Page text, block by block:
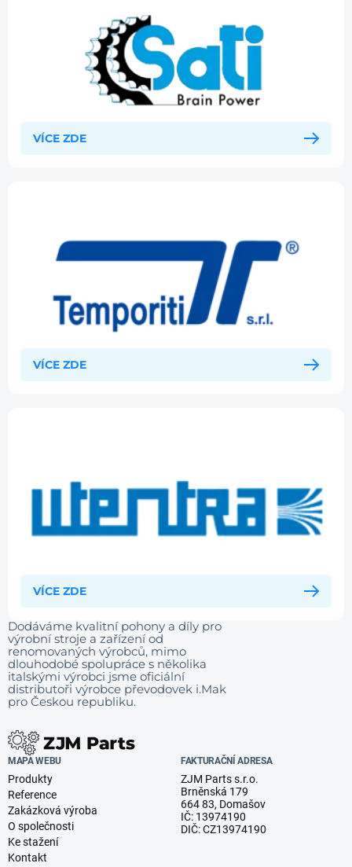
VÍCE ZDE
VÍCE ZDE
VÍCE ZDE
Dodáváme kvalitní pohony a díly pro
výrobní stroje a zařízení od
renomovaných výrobců, mimo
dlouhodobé spolupráce s několika
italskými výrobci jsme oficiální
distributoři výrobce převodovek i.Mak
pro Českou republiku.
MAPA WEBU
Produkty
Reference
Zakázková výroba
O společnosti
Ke stažení
Kontakt
FAKTURAČNÍ ADRESA
ZJM Parts s.r.o.
Brněnská 179
664 83, Domašov
IČ: 13974190
DIČ: CZ13974190